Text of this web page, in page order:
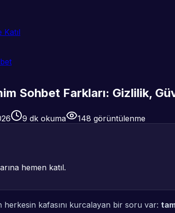
Katıl
Sohbet Farkları: Gizlilik,
9 dk okuma 148 görüntülenme
hemen katıl.
kafasını kurcalayan bir soru var: